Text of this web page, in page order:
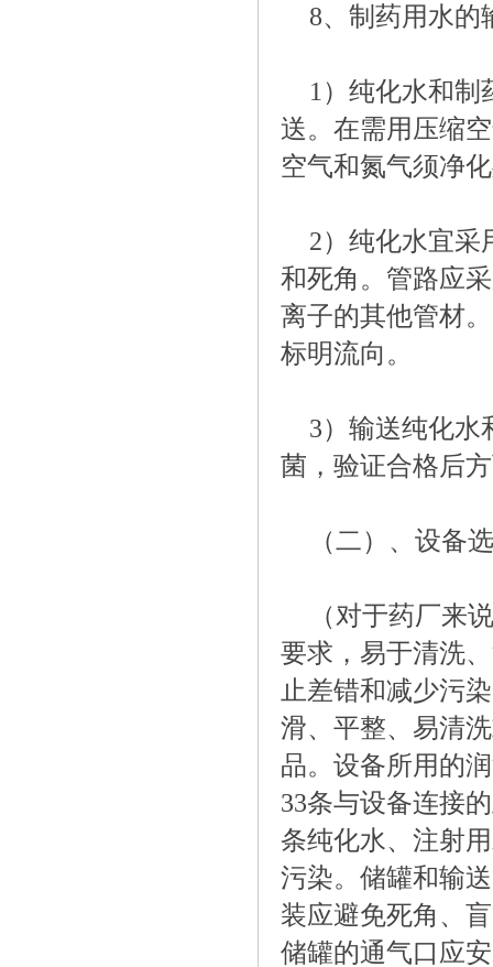
8、制药用水的
1）纯化水和制
送。在需用压缩
空气和氮气须净
2）纯化水宜采
和死角。管路应
离子的其他管材
标明流向。
3）输送纯化水
菌，验证合格后
（二）、设备
（对于药厂来
要求，易于清洗
止差错和减少污
滑、平整、易清
品。设备所用的
33条与设备连接
条纯化水、注射
污染。储罐和输
装应避免死角、
储罐的通气口应